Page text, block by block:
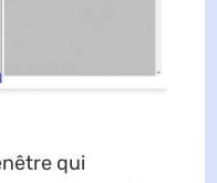
qui